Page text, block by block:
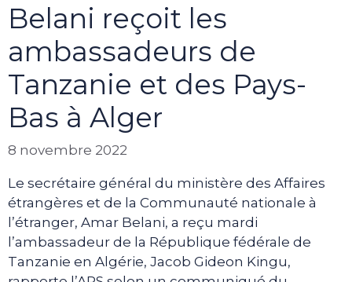
Belani reçoit les
ambassadeurs de
Tanzanie et des Pays-
Bas à Alger
8 novembre 2022
Le secrétaire général du ministère des Affaires
étrangères et de la Communauté nationale à
l’étranger, Amar Belani, a reçu mardi
l’ambassadeur de la République fédérale de
Tanzanie en Algérie, Jacob Gideon Kingu,